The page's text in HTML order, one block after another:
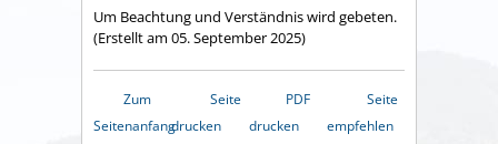
Um Beachtung und Verständnis wird gebeten.
(Erstellt am 05. September 2025)
Zum
Seitenanfang
Seite
drucken
PDF
drucken
Seite
empfehlen